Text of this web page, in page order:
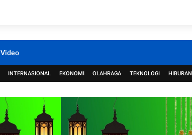
Video
INTERNASIONAL EKONOMI OLAHRAGA TEKNOLOGI HIBURAN